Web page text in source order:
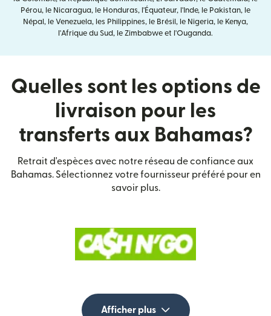
Pérou, le Nicaragua, le Honduras, l'Équateur, l'Inde, le Pakistan, le
Népal, le Venezuela, les Philippines, le Brésil, le Nigeria, le Kenya,
l'Afrique du Sud, le Zimbabwe et l'Ouganda.
Quelles sont les options de
livraison pour les
transferts aux Bahamas?
Retrait d'espèces avec notre réseau de confiance aux
Bahamas. Sélectionnez votre fournisseur préféré pour en
savoir plus.
Afficher plus